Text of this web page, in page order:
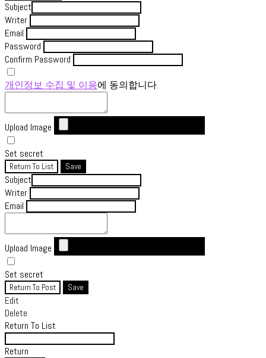
Subject
Writer
Email
Password
Confirm Password
개인정보 수집 및 이용에 동의합니다.
Upload Image
Set secret
Return To List Save
Subject
Writer
Email
Upload Image
Set secret
Return To Post Save
Edit
Delete
Return To List
Return